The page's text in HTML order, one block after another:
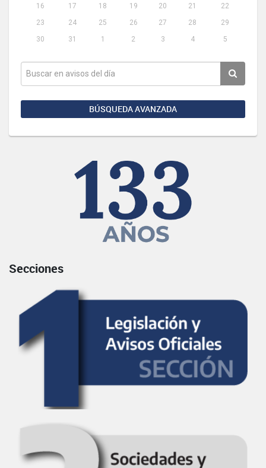
16
17 18 19 20 21
22
23
24 25 26 27 28
29
30
31 1 2 3 4 5
BÚSQUEDA AVANZADA
Secciones